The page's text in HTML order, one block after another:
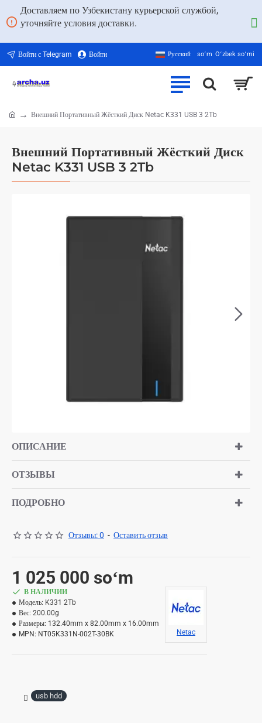
Доставляем по Узбекистану курьерской службой,
уточняйте условия доставки.
Войти с Telegram Войти Русский soʻm Oʻzbek soʻmi
Внешний Портативный Жёсткий Диск
Netac K331 USB 3 2Tb
Внешний Портативный Жёсткий Диск Netac K331 USB 3 2Tb
ОПИСАНИЕ
ОТЗЫВЫ
ПОДРОБНО
Отзывы: 0 - Оставить отзыв
1 025 000 soʻm
В НАЛИЧИИ
Модель: K331 2Tb
Вес: 200.00g
Размеры: 132.40mm x 82.00mm x 16.00mm
MPN: NT05K331N-002T-30BK Netac
usb hdd